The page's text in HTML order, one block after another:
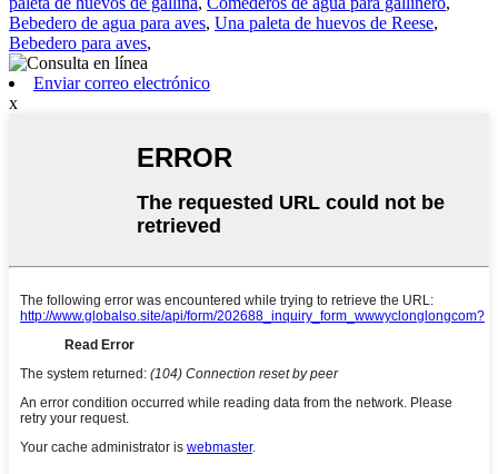
Bebedero de agua para aves, Una paleta de huevos de Reese,
Bebedero para aves,
Enviar correo electrónico
x